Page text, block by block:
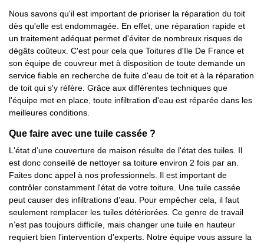
Nous savons qu'il est important de prioriser la réparation du toit
dès qu'elle est endommagée. En effet, une réparation rapide et
un traitement adéquat permet d'éviter de nombreux risques de
dégâts coûteux. C'est pour cela que Toitures d'Ile De France et
son équipe de couvreur met à disposition de toute demande un
service fiable en recherche de fuite d'eau de toit et à la réparation
de toit qui s'y réfère. Grâce aux différentes techniques que
l'équipe met en place, toute infiltration d'eau est réparée dans les
meilleures conditions.
Que faire avec une tuile cassée ?
L'état d’une couverture de maison résulte de l'état des tuiles. Il
est donc conseillé de nettoyer sa toiture environ 2 fois par an.
Faites donc appel à nos professionnels. Il est important de
contrôler constamment l'état de votre toiture. Une tuile cassée
peut causer des infiltrations d’eau. Pour empêcher cela, il faut
seulement remplacer les tuiles détériorées. Ce genre de travail
n’est pas toujours difficile, mais changer une tuile en hauteur
requiert bien l'intervention d'experts. Notre équipe vous assure la